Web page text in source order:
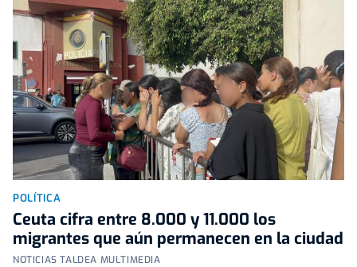
POLÍTICA
Ceuta cifra entre 8.000 y 11.000 los
migrantes que aún permanecen en la ciudad
NOTICIAS TALDEA MULTIMEDIA